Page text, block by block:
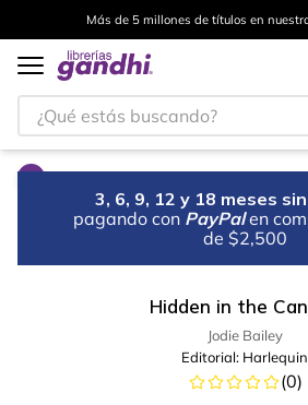
Más de 5 millones de títulos en
¿Qué estás buscando?
3, 6, 9, 12 y 18 meses
pagando con PayPal en
de $2,500
Hidden in the
Jodie Bailey
Editorial: Harlequin
(0)